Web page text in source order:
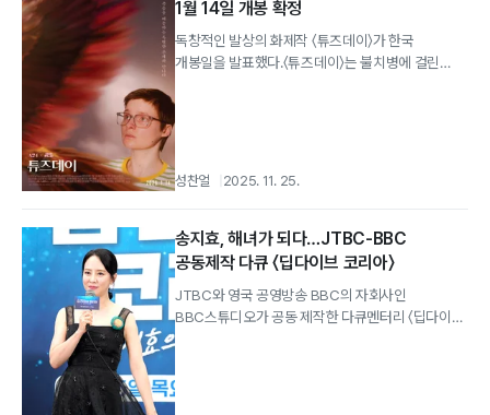
1월 14일 개봉 확정
독창적인 발상의 화제작 〈튜즈데이〉가 한국
개봉일을 발표했다.〈튜즈데이〉는 불치병에 걸린
성찬얼 2025. 11. 25.
송지효, 해녀가 되다…JTBC-BBC
공동제작 다큐 〈딥다이브 코리아〉
JTBC와 영국 공영방송 BBC의 자회사인
BBC스튜디오가 공동 제작한 다큐멘터리 〈딥다이브